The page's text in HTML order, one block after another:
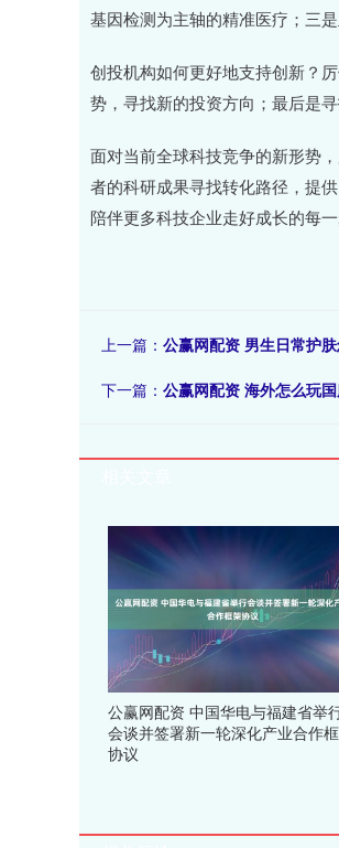
基因检测为主轴的精准医疗；三是
创投机构如何更好地支持创新？
势，寻找新的投资方向；最后是
面对当前全球科技竞争的新形势
者的科研成果寻找转化路径，提
陪伴更多科技企业走好成长的每
上一篇： 公赢网配资 男生日常护
下一篇： 公赢网配资 海外怎么玩
公赢网配资 中国华电与福建省举
会谈并签署新一轮深化产业合作
协议